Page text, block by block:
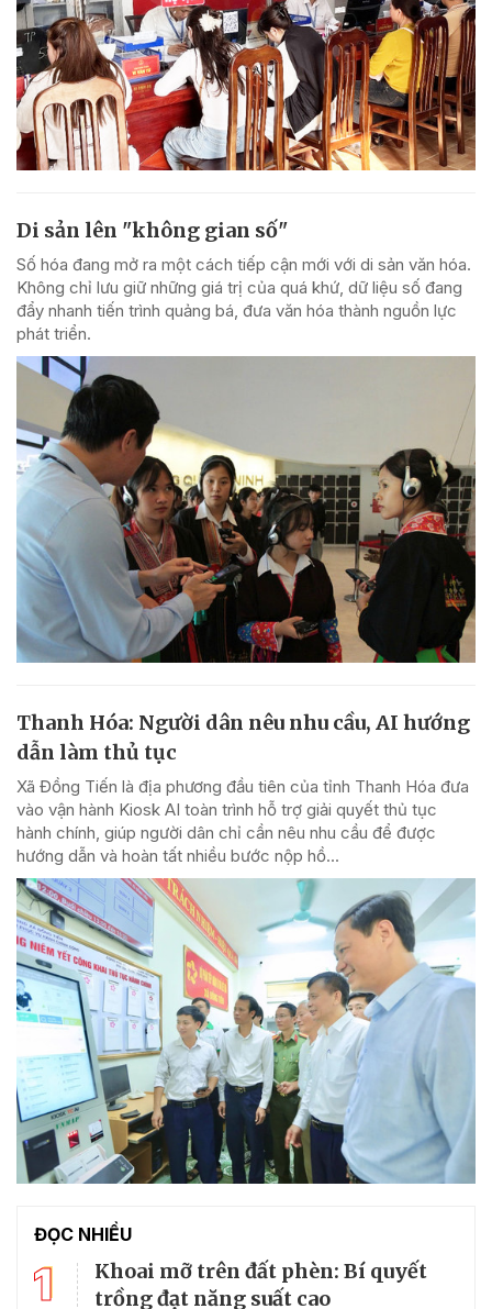
Di sản lên "không gian số"
Số hóa đang mở ra một cách tiếp cận mới với di sản văn hóa.
Không chỉ lưu giữ những giá trị của quá khứ, dữ liệu số đang
đẩy nhanh tiến trình quảng bá, đưa văn hóa thành nguồn lực
phát triển.
Thanh Hóa: Người dân nêu nhu cầu, AI hướng
dẫn làm thủ tục
Xã Đồng Tiến là địa phương đầu tiên của tỉnh Thanh Hóa đưa
vào vận hành Kiosk AI toàn trình hỗ trợ giải quyết thủ tục
hành chính, giúp người dân chỉ cần nêu nhu cầu để được
hướng dẫn và hoàn tất nhiều bước nộp hồ...
ĐỌC NHIỀU
1
Khoai mỡ trên đất phèn: Bí quyết
trồng đạt năng suất cao